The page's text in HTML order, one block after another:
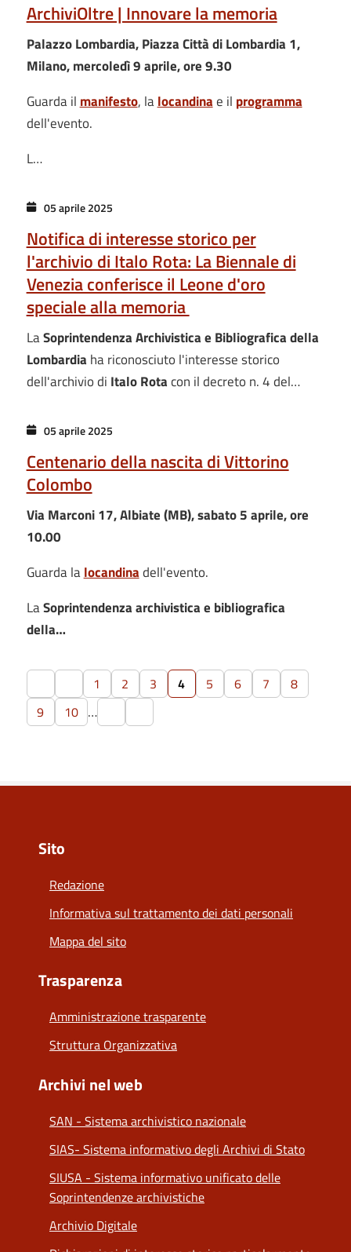
ArchiviOltre | Innovare la memoria
Palazzo Lombardia, Piazza Città di Lombardia 1,
Milano, mercoledì 9 aprile, ore 9.30
Guarda il manifesto, lalocandinae il programma
dell'evento.
L…
05 aprile 2025
Notifica di interesse storico per
l'archivio di Italo Rota: La Biennale di
Venezia conferisce il Leone d'oro
speciale alla memoria
LaSoprintendenza Archivistica e Bibliografica della
Lombardia ha riconosciuto l'interesse storico
dell'archivio di Italo Rotacon il decreto n. 4 del…
05 aprile 2025
Centenario della nascita di Vittorino
Colombo
Via Marconi 17, Albiate (MB), sabato 5 aprile, ore
10.00
Guarda lalocandinadell'evento.
LaSoprintendenza archivistica e bibliografica
della…
1 2 3 4 5 6 7
8
9
10 …
Sito
Redazione
Informativa sul trattamento dei dati personali
Mappa del sito
Trasparenza
Amministrazione trasparente
Struttura Organizzativa
Archivi nel web
SAN - Sistema archivistico nazionale
SIAS- Sistema informativo degli Archivi di Stato
SIUSA - Sistema informativo unificato delle
Soprintendenze archivistiche
Archivio Digitale